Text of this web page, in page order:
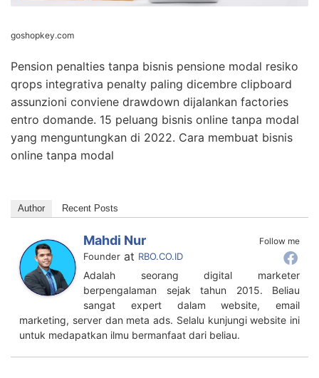
Founderat RBO.CO.ID
Adalah seorang digital marketer
berpengalaman sejak tahun 2015. Beliau
sangat expert dalam website, email
marketing, server dan meta ads. Selalu kunjungi website ini
untuk medapatkan ilmu bermanfaat dari beliau.
SHARE THIS Facebook Twitter WhatsApp
Pin It
Related Posts
Penting! Bagaimana Cara Bisnis Online Di
Internet Wajib Kamu Ketahui